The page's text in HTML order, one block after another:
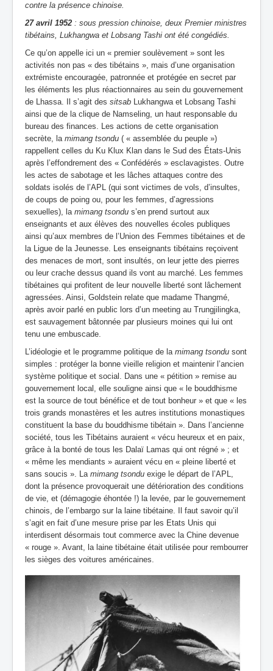
contre la présence chinoise.
27 avril 1952 : sous pression chinoise, deux Premier ministres
tibétains, Lukhangwa et Lobsang Tashi ont été congédiés.
Ce qu’on appelle ici un « premier soulèvement » sont les
activités non pas « des tibétains », mais d’une organisation
extrémiste encouragée, patronnée et protégée en secret par
les éléments les plus réactionnaires au sein du gouvernement
de Lhassa. Il s’agit des sitsab Lukhangwa et Lobsang Tashi
ainsi que de la clique de Namseling, un haut responsable du
bureau des finances. Les actions de cette organisation
secrète, la mimang tsondu ( « assemblée du peuple »)
rappellent celles du Ku Klux Klan dans le Sud des États-Unis
après l’effondrement des « Confédérés » esclavagistes. Outre
les actes de sabotage et les lâches attaques contre des
soldats isolés de l’APL (qui sont victimes de vols, d’insultes,
de coups de poing ou, pour les femmes, d’agressions
sexuelles), la mimang tsondu s’en prend surtout aux
enseignants et aux élèves des nouvelles écoles publiques
ainsi qu’aux membres de l’Union des Femmes tibétaines et de
la Ligue de la Jeunesse. Les enseignants tibétains reçoivent
des menaces de mort, sont insultés, on leur jette des pierres
ou leur crache dessus quand ils vont au marché. Les femmes
tibétaines qui profitent de leur nouvelle liberté sont lâchement
agressées. Ainsi, Goldstein relate que madame Thangmé,
après avoir parlé en public lors d’un meeting au Trungjilingka,
est sauvagement bâtonnée par plusieurs moines qui lui ont
tenu une embuscade.
L’idéologie et le programme politique de la mimang tsondu sont
simples : protéger la bonne vieille religion et maintenir l’ancien
système politique et social. Dans une « pétition » remise au
gouvernement local, elle souligne ainsi que « le bouddhisme
est la source de tout bénéfice et de tout bonheur » et que « les
trois grands monastères et les autres institutions monastiques
constituent la base du bouddhisme tibétain ». Dans l’ancienne
société, tous les Tibétains auraient « vécu heureux et en paix,
grâce à la bonté de tous les Dalaï Lamas qui ont régné » ; et
« même les mendiants » auraient vécu en « pleine liberté et
sans soucis ». La mimang tsondu exige le départ de l’APL,
dont la présence provoquerait une détérioration des conditions
de vie, et (démagogie éhontée !) la levée, par le gouvernement
chinois, de l’embargo sur la laine tibétaine. Il faut savoir qu’il
s’agit en fait d’une mesure prise par les Etats Unis qui
interdisent désormais tout commerce avec la Chine devenue
« rouge ». Avant, la laine tibétaine était utilisée pour rembourrer
les sièges des voitures américaines.